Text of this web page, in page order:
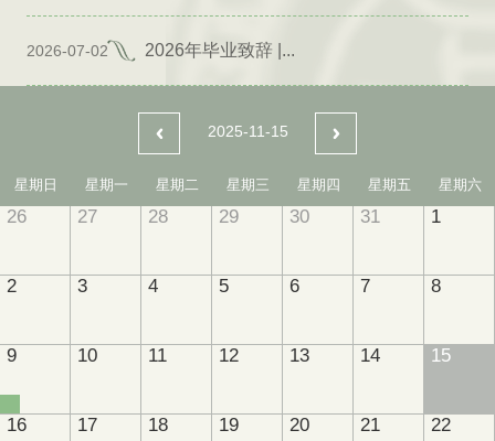
2026-07-02 2026年毕业致辞 |...
2025-11-15
星期日 星期一 星期二 星期三 星期四 星期五 星期六
26 27 28 29 30 31 1
2 3 4 5 6 7 8
9 10 11 12 13 14 15
16 17 18 19 20 21 22